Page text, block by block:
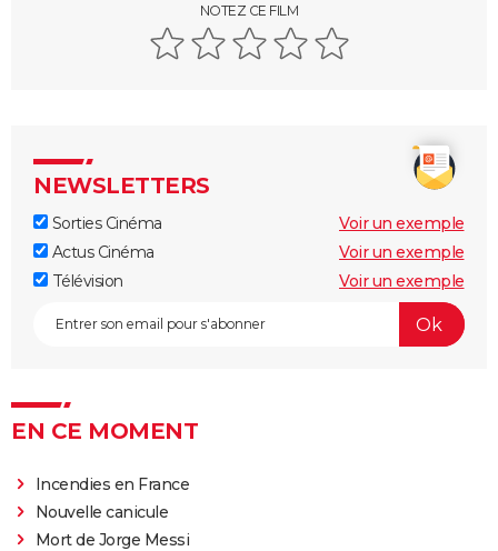
Ça 2 : une suite est-elle possible avec un chapitre 3 ?
Shining
La Colline a des yeux
Le Projet Blair Witch
Suspiria
NOTEZ CE FILM
NEWSLETTERS
Sorties Cinéma
Voir un exemple
Actus Cinéma
Voir un exemple
Télévision
Voir un exemple
EN CE MOMENT
Incendies en France
Nouvelle canicule
Mort de Jorge Messi